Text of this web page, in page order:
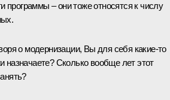
программы – они тоже относятся к числу
о модернизации, Вы для себя какие‑то
назначаете? Сколько вообще лет этот